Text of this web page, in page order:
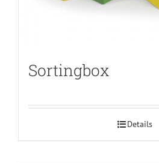
Sortingbox
Details